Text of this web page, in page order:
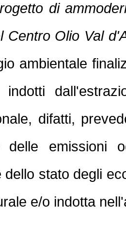
di
Centro Olio Val
ambientale
indotti
difatti,
delle emissioni
dello stato degli
e/o indotta